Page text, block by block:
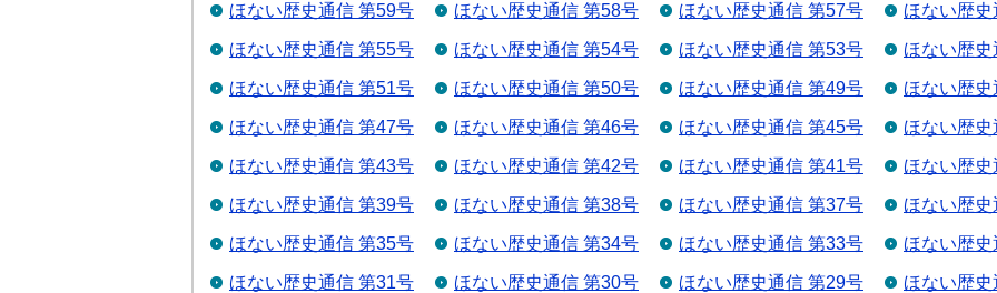
ほない歴史通信 第59号 ほない歴史通信 第58号 ほない歴史通信 第57号 ほない歴
ほない歴史通信 第55号 ほない歴史通信 第54号 ほない歴史通信 第53号 ほない歴
ほない歴史通信 第51号 ほない歴史通信 第50号 ほない歴史通信 第49号 ほない歴
ほない歴史通信 第47号 ほない歴史通信 第46号 ほない歴史通信 第45号 ほない歴
ほない歴史通信 第43号 ほない歴史通信 第42号 ほない歴史通信 第41号 ほない歴
ほない歴史通信 第39号 ほない歴史通信 第38号 ほない歴史通信 第37号 ほない歴
ほない歴史通信 第35号 ほない歴史通信 第34号 ほない歴史通信 第33号 ほない歴
ほない歴史通信 第31号 ほない歴史通信 第30号 ほない歴史通信 第29号 ほない歴